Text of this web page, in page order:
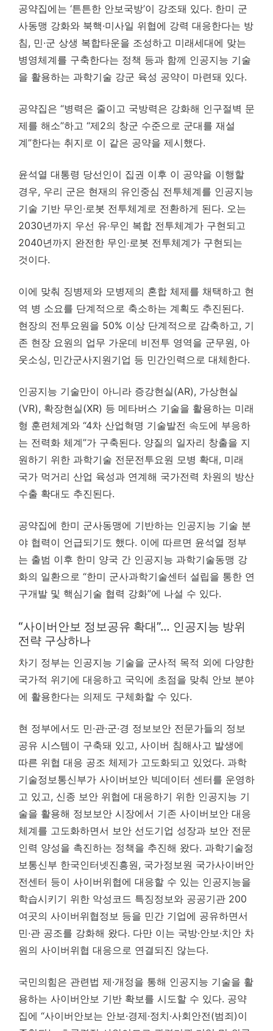
공약집에는 ‘튼튼한 안보국방’이 강조돼 있다. 한미 군
사동맹 강화와 북핵·미사일 위협에 강력 대응한다는 방
침, 민·군 상생 복합타운을 조성하고 미래세대에 맞는
병영체계를 구축한다는 정책 등과 함께 인공지능 기술
을 활용하는 과학기술 강군 육성 공약이 마련돼 있다.
공약집은 “병력은 줄이고 국방력은 강화해 인구절벽 문
제를 해소”하고 “제2의 창군 수준으로 군대를 재설
계”한다는 취지로 이 같은 공약을 제시했다.
윤석열 대통령 당선인이 집권 이후 이 공약을 이행할
경우, 우리 군은 현재의 유인중심 전투체계를 인공지능
기술 기반 무인·로봇 전투체계로 전환하게 된다. 오는
2030년까지 우선 유·무인 복합 전투체계가 구현되고
2040년까지 완전한 무인·로봇 전투체계가 구현되는
것이다.
이에 맞춰 징병제와 모병제의 혼합 체제를 채택하고 현
역 병 소요를 단계적으로 축소하는 계획도 추진된다.
현장의 전투요원을 50% 이상 단계적으로 감축하고, 기
존 현장 요원의 업무 가운데 비전투 영역을 군무원, 아
웃소싱, 민간군사지원기업 등 민간인력으로 대체한다.
인공지능 기술만이 아니라 증강현실(AR), 가상현실
(VR), 확장현실(XR) 등 메타버스 기술을 활용하는 미래
형 훈련체계와 “4차 산업혁명 기술발전 속도에 부응하
는 전력화 체계”가 구축된다. 양질의 일자리 창출을 지
원하기 위한 과학기술 전문전투요원 모병 확대, 미래
국가 먹거리 산업 육성과 연계해 국가전력 차원의 방산
수출 확대도 추진된다.
공약집에 한미 군사동맹에 기반하는 인공지능 기술 분
야 협력이 언급되기도 했다. 이에 따르면 윤석열 정부
는 출범 이후 한미 양국 간 인공지능 과학기술동맹 강
화의 일환으로 “한미 군사과학기술센터 설립을 통한 연
구개발 및 핵심기술 협력 강화”에 나설 수 있다.
“사이버안보 정보공유 확대”… 인공지능 방위
전략 구상하나
차기 정부는 인공지능 기술을 군사적 목적 외에 다양한
국가적 위기에 대응하고 국익에 초점을 맞춰 안보 분야
에 활용한다는 의제도 구체화할 수 있다.
현 정부에서도 민·관·군·경 정보보안 전문가들의 정보
공유 시스템이 구축돼 있고, 사이버 침해사고 발생에
따른 위협 대응 공조 체제가 고도화되고 있었다. 과학
기술정보통신부가 사이버보안 빅데이터 센터를 운영하
고 있고, 신종 보안 위협에 대응하기 위한 인공지능 기
술을 활용해 정보보안 시장에서 기존 사이버보안 대응
체계를 고도화하면서 보안 선도기업 성장과 보안 전문
인력 양성을 촉진하는 정책을 추진해 왔다. 과학기술정
보통신부 한국인터넷진흥원, 국가정보원 국가사이버안
전센터 등이 사이버위협에 대응할 수 있는 인공지능을
학습시키기 위한 악성코드 특징정보와 공공기관 200
여곳의 사이버위협정보 등을 민간 기업에 공유하면서
민·관 공조를 강화해 왔다. 다만 이는 국방·안보·치안 차
원의 사이버위협 대응으로 연결되진 않는다.
국민의힘은 관련법 제·개정을 통해 인공지능 기술을 활
용하는 사이버안보 기반 확보를 시도할 수 있다. 공약
집에 “사이버안보는 안보·경제·정치·사회안전(범죄)이